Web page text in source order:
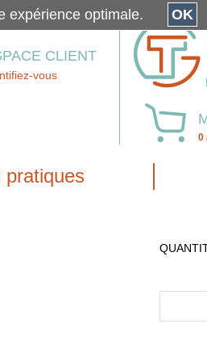
CLIENT
vous
0
pratiques
expérience optimale. OK